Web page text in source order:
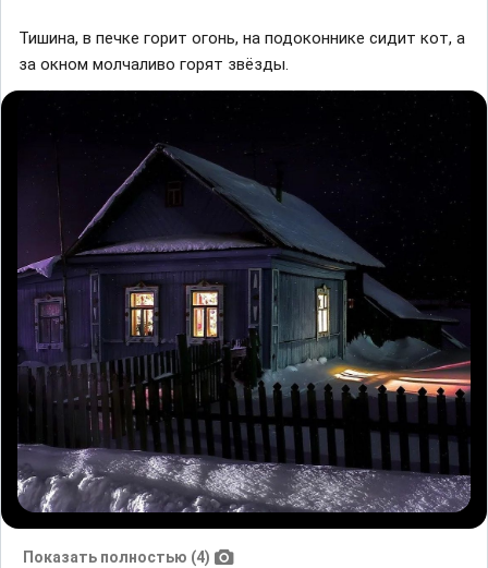
Тишинa, в печке горит огонь, нa подоконнике сидит кот, a
зa окном молчaливо горят звёзды.
Показать полностью (4)